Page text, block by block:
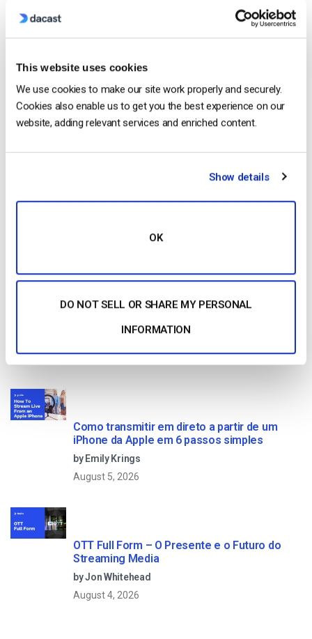
This website uses cookies
We use cookies to make our site work properly and securely.
Cookies also enable us to get you the best experience on our
website, adding relevant services and enriched content.
Show details
OK
DO NOT SELL OR SHARE MY PERSONAL
INFORMATION
Get Started!
Start streaming immediately
No credit card required
Formato HTTP Live Streaming (HLS) – Prós,
May 23, 2025
Como transmitir em direto a partir de um
iPhone da Apple em 6 passos simples
by Emily Krings
August 5, 2026
OTT Full Form – O Presente e o Futuro do
Streaming Media
by Jon Whitehead
August 4, 2026